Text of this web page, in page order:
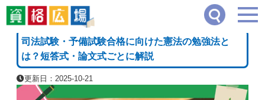
資格広場≫ 教育・保育・学術系 司法試験・予備試験合格に向けた憲法の勉強法と
[PR]
司法試験・予備試験合格に向けた憲法の勉強法と
は？短答式・論文式ごとに解説
更新日：2025-10-21